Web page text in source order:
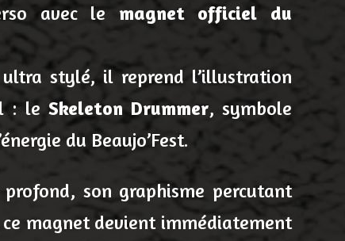
avec le magnet officiel du
stylé, il reprend l’illustration
: le Skeleton Drummer, symbole
du Beaujo’Fest.
son graphisme percutant
magnet devient immédiatement